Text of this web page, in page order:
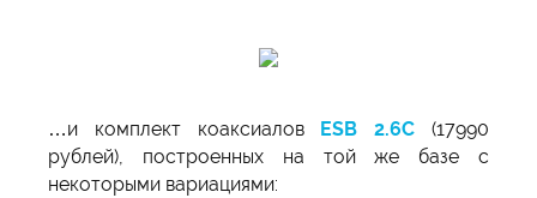
…и комплект коаксиалов ESB 2.6С (17990
рублей), построенных на той же базе с
некоторыми вариациями: